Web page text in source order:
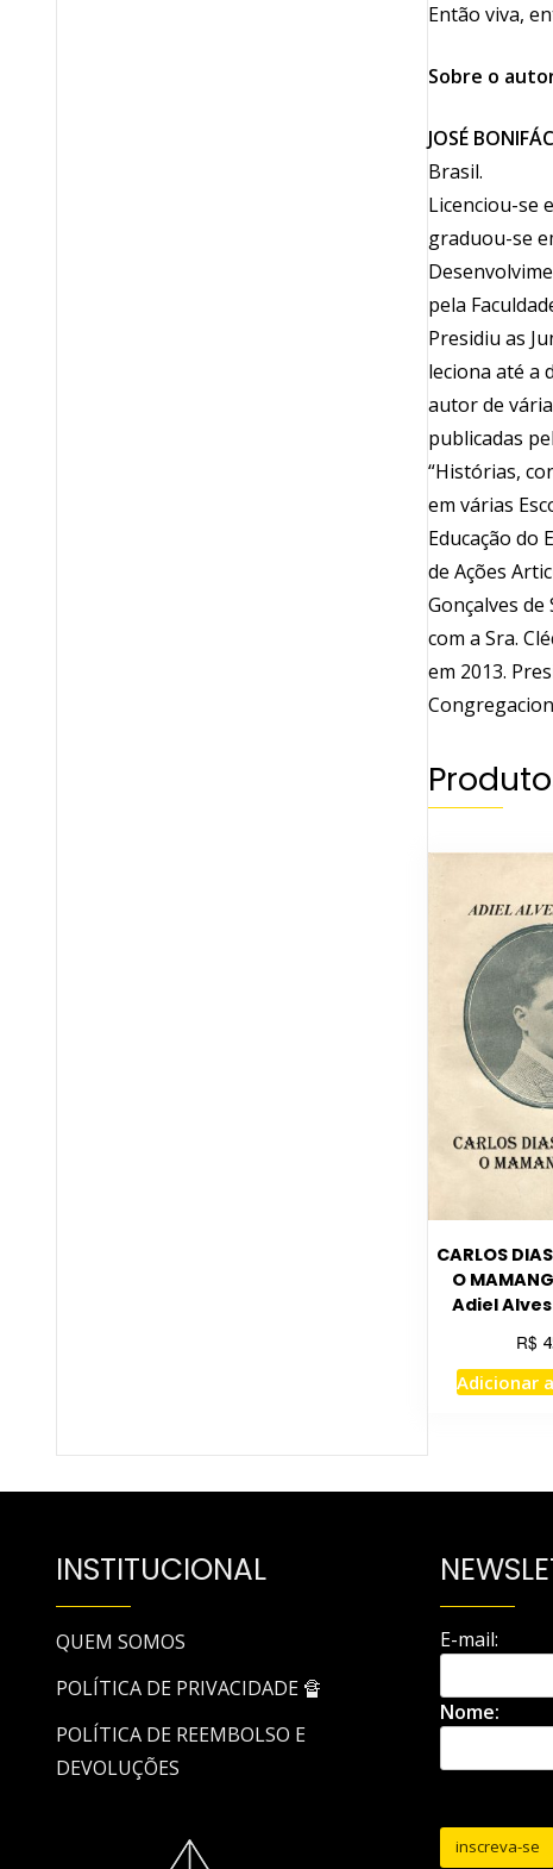
Então viva,
Sobre o
JOSÉ
Brasil.
Licenciou-se
graduou-se
pela
Presidiu as
leciona até a
autor de
publicadas
“Histórias,
em várias
Educação do
de Ações
Gonçalves de
com a Sra.
em 2013.
CARLOS
O
Adiel
R$
Adicionar
INSTITUCIONAL
QUEM SOMOS
POLÍTICA DE PRIVACIDADE 🔏
POLÍTICA DE REEMBOLSO E
DEVOLUÇÕES
E-mail:
Nome: